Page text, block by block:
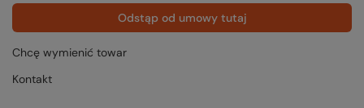
Odstąp od umowy tutaj
Chcę wymienić towar
Kontakt